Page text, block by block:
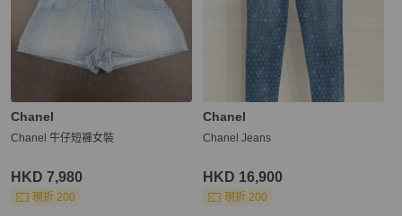
Chanel
Chanel 牛仔短褲女裝
HKD 7,980
現折 200
Chanel
Chanel Jeans
HKD 16,900
現折 200